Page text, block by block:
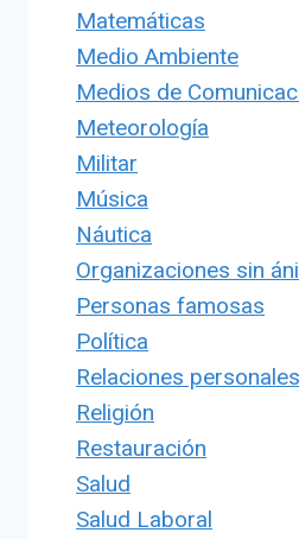
Matemáticas
Medio Ambiente
Medios de
Meteorología
Militar
Música
Náutica
Organizaciones sin
Personas famosas
Política
Relaciones personales
Religión
Restauración
Salud
Salud Laboral